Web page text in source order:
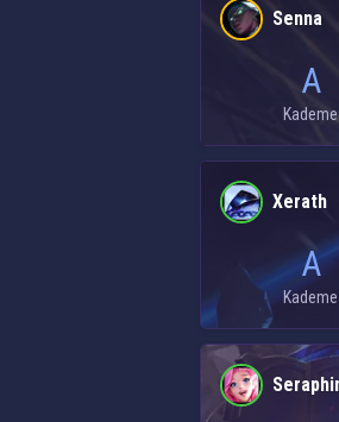
Senna
A
Kademe
Xerath
A
Kademe